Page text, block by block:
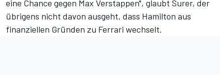
eine Chance gegen Max Verstappen", glaubt Surer, der
übrigens nicht davon ausgeht, dass Hamilton aus
finanziellen Gründen zu Ferrari wechselt.